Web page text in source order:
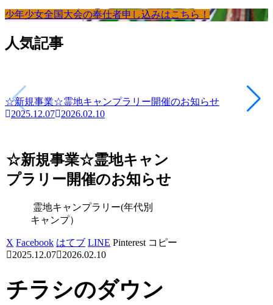
少年少女全国大会の奉仕者申し込みはこちら！
人気記事
☆新規事業☆霊地キャンプラリー開催のお知らせ
2025.12.07
2026.02.10
☆新規事業☆霊地キャン
プラリー開催のお知らせ
霊地キャンプラリー(年代別
キャンプ）
X Facebook はてブ LINE Pinterest コピー
2025.12.07
2026.02.10
チラシのダウン